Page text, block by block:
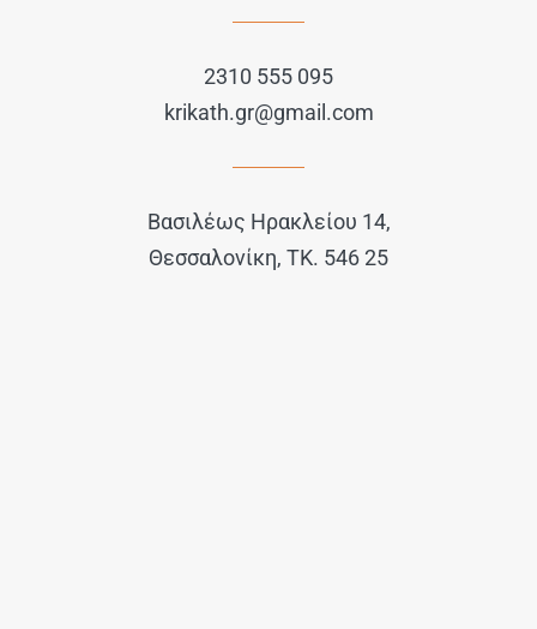
2310 555 095
krikath.gr@gmail.com
Βασιλέως Ηρακλείου 14,
Θεσσαλονίκη, ΤΚ. 546 25